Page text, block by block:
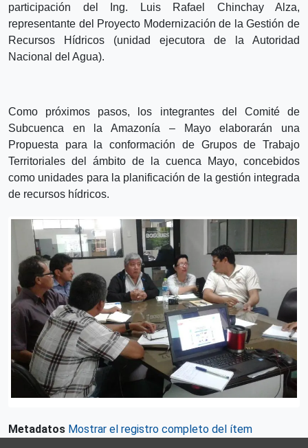
participación del Ing. Luis Rafael Chinchay Alza,
representante del Proyecto Modernización de la Gestión de
Recursos Hídricos (unidad ejecutora de la Autoridad
Nacional del Agua).
Como próximos pasos, los integrantes del Comité de
Subcuenca en la Amazonía – Mayo elaborarán una
Propuesta para la conformación de Grupos de Trabajo
Territoriales del ámbito de la cuenca Mayo, concebidos
como unidades para la planificación de la gestión integrada
de recursos hídricos.
Metadatos Mostrar el registro completo del ítem